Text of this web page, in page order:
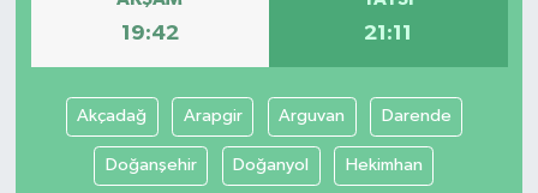
19:42 21:11
Akçadağ Arapgir Arguvan Darende
Doğanşehir Doğanyol Hekimhan